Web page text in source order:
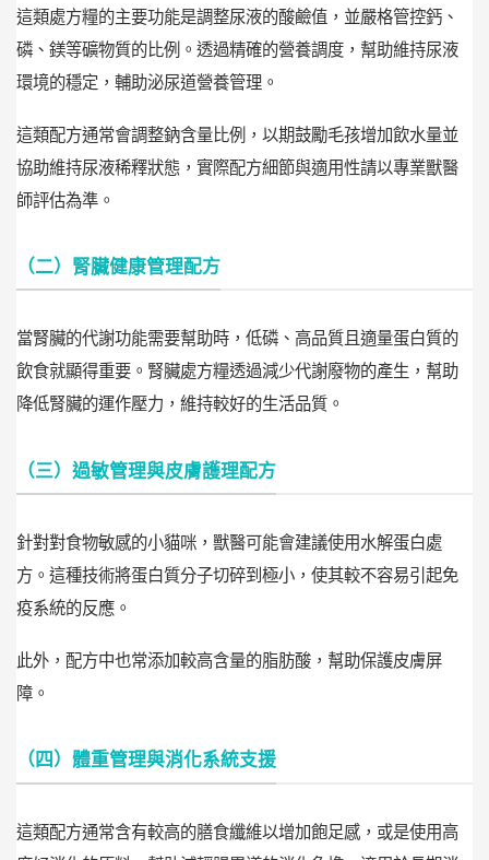
這類處方糧的主要功能是調整尿液的酸鹼值，並嚴格管控鈣、
磷、鎂等礦物質的比例。透過精確的營養調度，幫助維持尿液
環境的穩定，輔助泌尿道營養管理。
這類配方通常會調整鈉含量比例，以期鼓勵毛孩增加飲水量並
協助維持尿液稀釋狀態，實際配方細節與適用性請以專業獸醫
師評估為準。
（二）腎臟健康管理配方
當腎臟的代謝功能需要幫助時，低磷、高品質且適量蛋白質的
飲食就顯得重要。腎臟處方糧透過減少代謝廢物的產生，幫助
降低腎臟的運作壓力，維持較好的生活品質。
（三）過敏管理與皮膚護理配方
針對對食物敏感的小貓咪，獸醫可能會建議使用水解蛋白處
方。這種技術將蛋白質分子切碎到極小，使其較不容易引起免
疫系統的反應。
此外，配方中也常添加較高含量的脂肪酸，幫助保護皮膚屏
障。
（四）體重管理與消化系統支援
這類配方通常含有較高的膳食纖維以增加飽足感，或是使用高